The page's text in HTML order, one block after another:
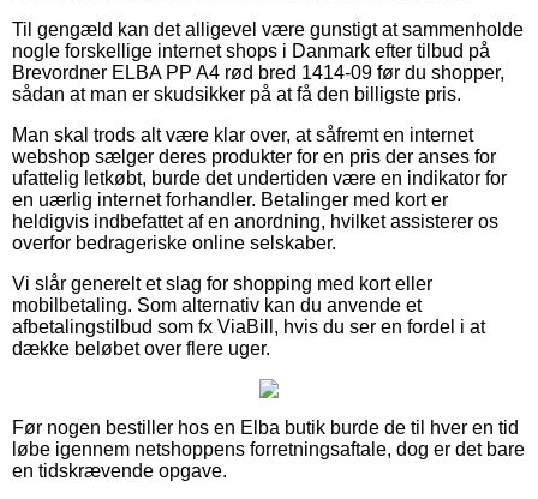
Til gengæld kan det alligevel være gunstigt at sammenholde
nogle forskellige internet shops i Danmark efter tilbud på
Brevordner ELBA PP A4 rød bred 1414-09 før du shopper,
sådan at man er skudsikker på at få den billigste pris.
Man skal trods alt være klar over, at såfremt en internet
webshop sælger deres produkter for en pris der anses for
ufattelig letkøbt, burde det undertiden være en indikator for
en uærlig internet forhandler. Betalinger med kort er
heldigvis indbefattet af en anordning, hvilket assisterer os
overfor bedrageriske online selskaber.
Vi slår generelt et slag for shopping med kort eller
mobilbetaling. Som alternativ kan du anvende et
afbetalingstilbud som fx ViaBill, hvis du ser en fordel i at
dække beløbet over flere uger.
Før nogen bestiller hos en Elba butik burde de til hver en tid
løbe igennem netshoppens forretningsaftale, dog er det bare
en tidskrævende opgave.